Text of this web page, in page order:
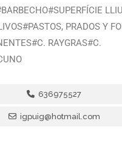
PRADOS Y
RAYGRAS#C.
636975527
igpuig@hotmail.com